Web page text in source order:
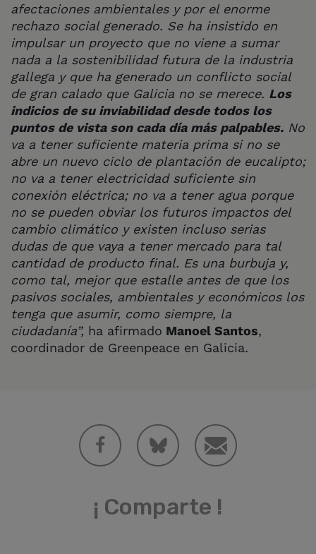
afectaciones ambientales y por el enorme
rechazo social generado. Se ha insistido en
impulsar un proyecto que no viene a sumar
nada a la sostenibilidad futura de la industria
gallega y que ha generado un conflicto social
de gran calado que Galicia no se merece. Los
indicios de su inviabilidad desde todos los
puntos de vista son cada día más palpables. No
va a tener suficiente materia prima si no se
abre un nuevo ciclo de plantación de eucalipto;
no va a tener electricidad suficiente sin
conexión eléctrica; no va a tener agua porque
no se pueden obviar los futuros impactos del
cambio climático y existen incluso serias
dudas de que vaya a tener mercado para tal
cantidad de producto final. Es una burbuja y,
como tal, mejor que estalle antes de que los
pasivos sociales, ambientales y económicos los
tenga que asumir, como siempre, la
ciudadanía”, ha afirmado Manoel Santos,
coordinador de Greenpeace en Galicia.
¡ Comparte !